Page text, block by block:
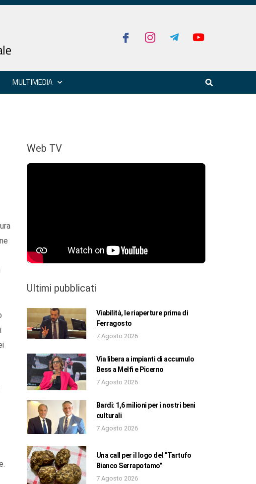
MULTIMEDIA
Web TV
Ultimi pubblicati
Viabilità, le riaperture prima di
Ferragosto
7 Agosto 2026
Via libera a impianti di accumulo
Bess a Melfi e Picerno
7 Agosto 2026
Bardi: 1,6 milioni per i nostri beni
culturali
7 Agosto 2026
Una call per il logo del “Tartufo
Bianco Serrapotamo”
7 Agosto 2026